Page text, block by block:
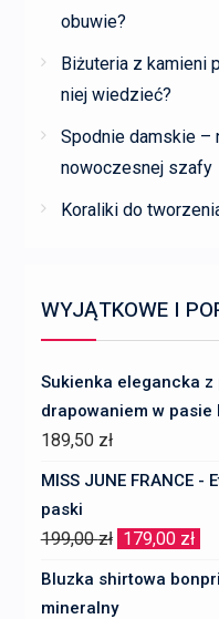
obuwie?
Biżuteria z kamieni
niej wiedzieć?
Spodnie damskie –
nowoczesnej szafy
Koraliki do
WYJĄTKOWE I
Sukienka elegancka z
drapowaniem w pasie
189,50 zł
MISS JUNE FRANCE -
paski
199,00zł Pierwotna
cena
179,00 zł
Bluzka shirtowa
mineralny